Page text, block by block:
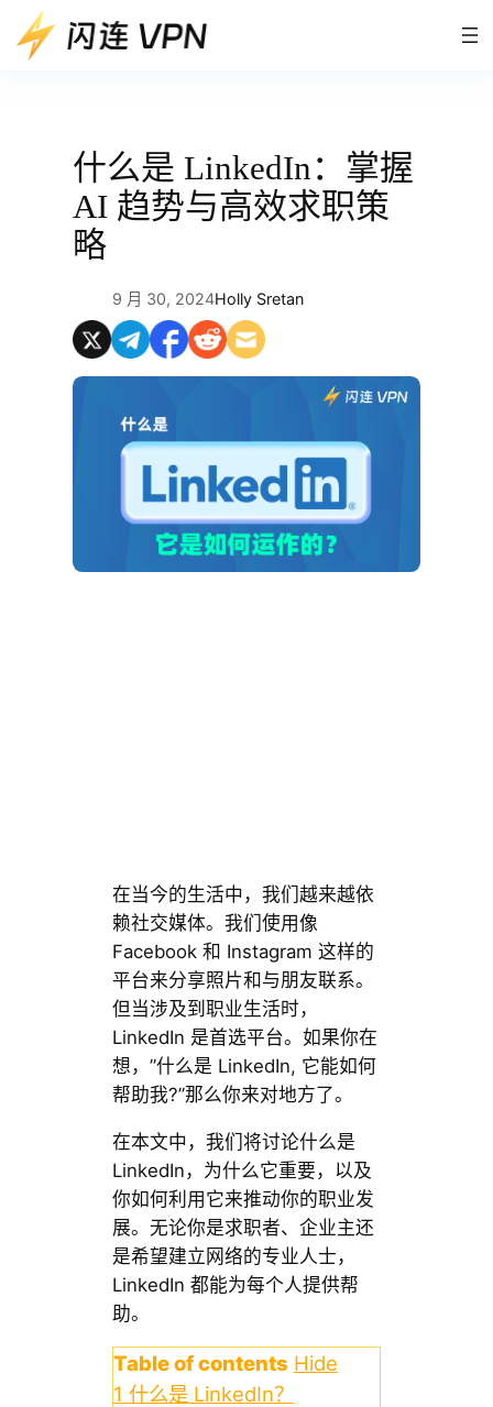
至
什么是 LinkedIn：掌握
AI 趋势与高效求职策
略
9 月 30, 2024Holly Sretan
在当今的生活中，我们越来越依
赖社交媒体。我们使用像
Facebook 和 Instagram 这样的
平台来分享照片和与朋友联系。
但当涉及到职业生活时，
LinkedIn 是首选平台。如果你在
想，”什么是 LinkedIn, 它能如何
帮助我?”那么你来对地方了。
在本文中，我们将讨论什么是
LinkedIn，为什么它重要，以及
你如何利用它来推动你的职业发
展。无论你是求职者、企业主还
是希望建立网络的专业人士，
LinkedIn 都能为每个人提供帮
助。
Table of contents Hide
1 什么是 LinkedIn？